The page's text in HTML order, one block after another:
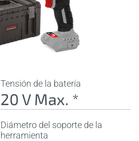
Tensión de la batería
20 V Max. *
Diámetro del soporte de la
herramienta